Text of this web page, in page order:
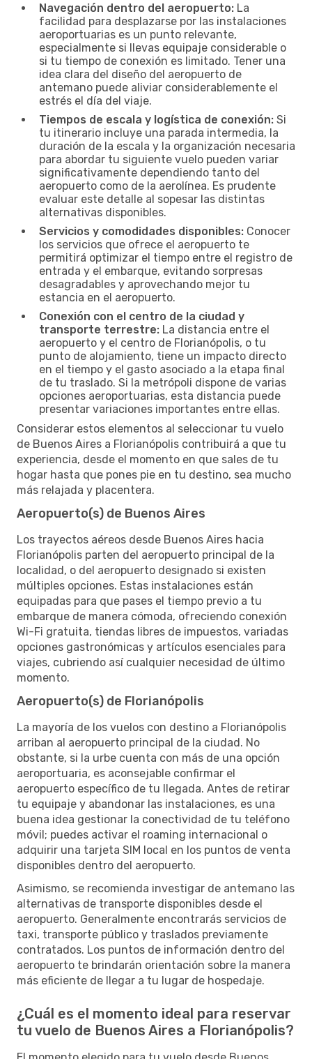
Navegación dentro del aeropuerto: La
facilidad para desplazarse por las instalaciones
aeroportuarias es un punto relevante,
especialmente si llevas equipaje considerable o
si tu tiempo de conexión es limitado. Tener una
idea clara del diseño del aeropuerto de
antemano puede aliviar considerablemente el
estrés el día del viaje.
Tiempos de escala y logística de conexión: Si
tu itinerario incluye una parada intermedia, la
duración de la escala y la organización necesaria
para abordar tu siguiente vuelo pueden variar
significativamente dependiendo tanto del
aeropuerto como de la aerolínea. Es prudente
evaluar este detalle al sopesar las distintas
alternativas disponibles.
Servicios y comodidades disponibles: Conocer
los servicios que ofrece el aeropuerto te
permitirá optimizar el tiempo entre el registro de
entrada y el embarque, evitando sorpresas
desagradables y aprovechando mejor tu
estancia en el aeropuerto.
Conexión con el centro de la ciudad y
transporte terrestre: La distancia entre el
aeropuerto y el centro de Florianópolis, o tu
punto de alojamiento, tiene un impacto directo
en el tiempo y el gasto asociado a la etapa final
de tu traslado. Si la metrópoli dispone de varias
opciones aeroportuarias, esta distancia puede
presentar variaciones importantes entre ellas.
Considerar estos elementos al seleccionar tu vuelo
de Buenos Aires a Florianópolis contribuirá a que tu
experiencia, desde el momento en que sales de tu
hogar hasta que pones pie en tu destino, sea mucho
más relajada y placentera.
Aeropuerto(s) de Buenos Aires
Los trayectos aéreos desde Buenos Aires hacia
Florianópolis parten del aeropuerto principal de la
localidad, o del aeropuerto designado si existen
múltiples opciones. Estas instalaciones están
equipadas para que pases el tiempo previo a tu
embarque de manera cómoda, ofreciendo conexión
Wi-Fi gratuita, tiendas libres de impuestos, variadas
opciones gastronómicas y artículos esenciales para
viajes, cubriendo así cualquier necesidad de último
momento.
Aeropuerto(s) de Florianópolis
La mayoría de los vuelos con destino a Florianópolis
arriban al aeropuerto principal de la ciudad. No
obstante, si la urbe cuenta con más de una opción
aeroportuaria, es aconsejable confirmar el
aeropuerto específico de tu llegada. Antes de retirar
tu equipaje y abandonar las instalaciones, es una
buena idea gestionar la conectividad de tu teléfono
móvil; puedes activar el roaming internacional o
adquirir una tarjeta SIM local en los puntos de venta
disponibles dentro del aeropuerto.
Asimismo, se recomienda investigar de antemano las
alternativas de transporte disponibles desde el
aeropuerto. Generalmente encontrarás servicios de
taxi, transporte público y traslados previamente
contratados. Los puntos de información dentro del
aeropuerto te brindarán orientación sobre la manera
más eficiente de llegar a tu lugar de hospedaje.
¿Cuál es el momento ideal para reservar
tu vuelo de Buenos Aires a Florianópolis?